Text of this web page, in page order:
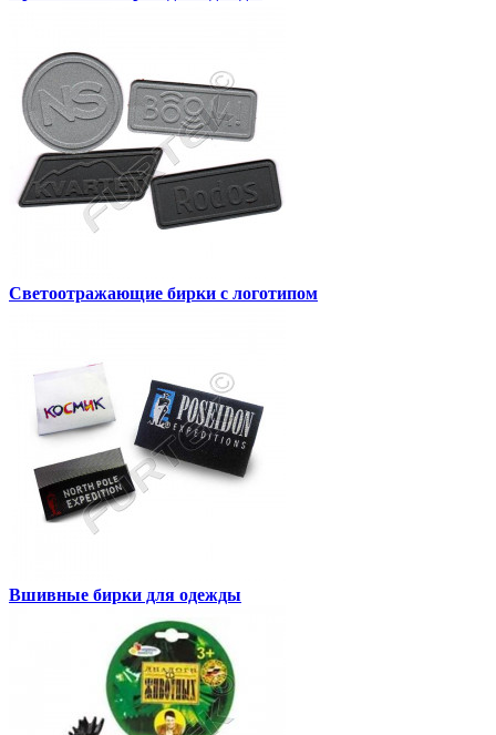
Светоотражающие бирки с логотипом
Вшивные бирки для одежды